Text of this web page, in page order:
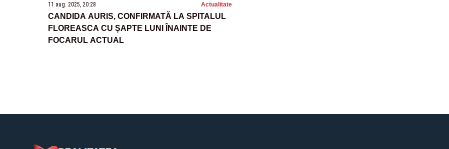
11 aug. 2025, 20:28 Actualitate
CANDIDA AURIS, CONFIRMATĂ LA SPITALUL
FLOREASCA CU ȘAPTE LUNI ÎNAINTE DE
FOCARUL ACTUAL